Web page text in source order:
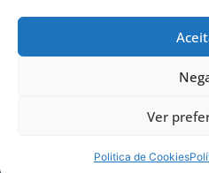
Ver
Politica de Cookies